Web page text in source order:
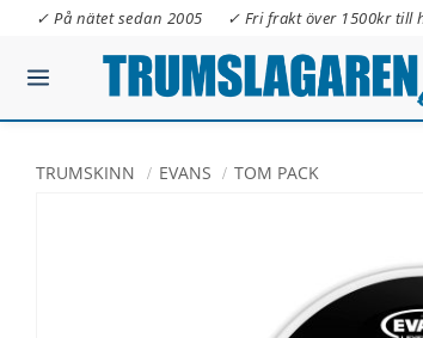
✓ På nätet sedan 2005 ✓ Fri frakt över 1500kr till
TRUMSKINN EVANS TOM PACK